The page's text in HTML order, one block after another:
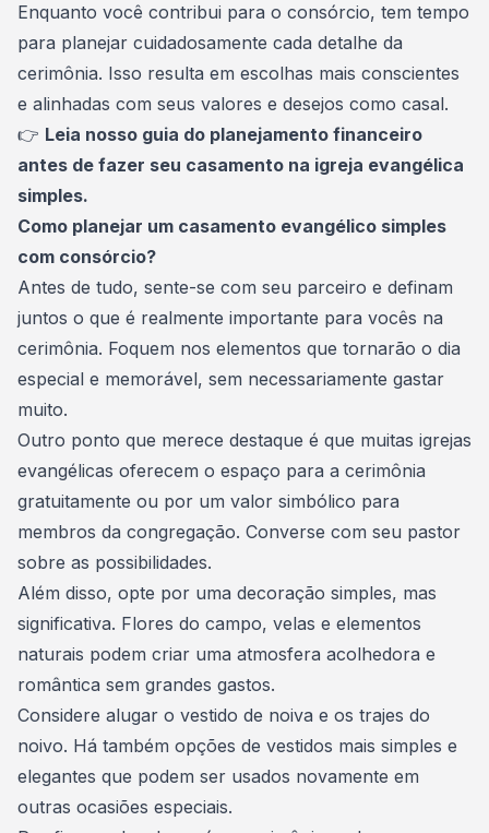
Enquanto você contribui para o consórcio, tem tempo
para planejar cuidadosamente cada detalhe da
cerimônia. Isso resulta em escolhas mais conscientes
e alinhadas com seus valores e desejos como casal.
👉 Leia nosso guia do planejamento financeiro
antes de fazer seu casamento na igreja evangélica
simples.
Como planejar um casamento evangélico simples
com consórcio?
Antes de tudo, sente-se com seu parceiro e definam
juntos o que é realmente importante para vocês na
cerimônia. Foquem nos elementos que tornarão o dia
especial e memorável, sem necessariamente gastar
muito.
Outro ponto que merece destaque é que muitas igrejas
evangélicas oferecem o espaço para a cerimônia
gratuitamente ou por um valor simbólico para
membros da congregação. Converse com seu pastor
sobre as possibilidades.
Além disso, opte por uma decoração simples, mas
significativa. Flores do campo, velas e elementos
naturais podem criar uma atmosfera acolhedora e
romântica sem grandes gastos.
Considere alugar o vestido de noiva e os trajes do
noivo. Há também opções de vestidos mais simples e
elegantes que podem ser usados novamente em
outras ocasiões especiais.